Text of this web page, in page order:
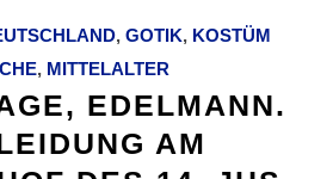
, GOTIK, KOSTÜM
, MITTELALTER
EDELMANN.
AM